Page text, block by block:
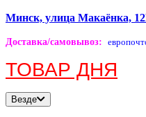
Минск, улица Макаёнка,
Доставка/самовывоз:
ТОВАР ДНЯ
Везде